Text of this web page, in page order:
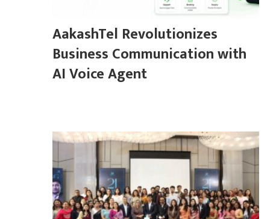
AakashTel Revolutionizes
Business Communication with
AI Voice Agent